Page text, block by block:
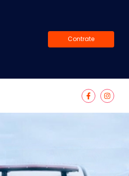
Contrate